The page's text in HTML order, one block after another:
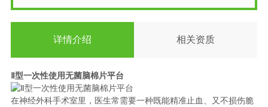
详情介绍 相关资质
Ⅱ型一次性使用无菌脑棉片平台
在神经外科手术室里，医生常需要一种既能精准止血、又不损伤脆